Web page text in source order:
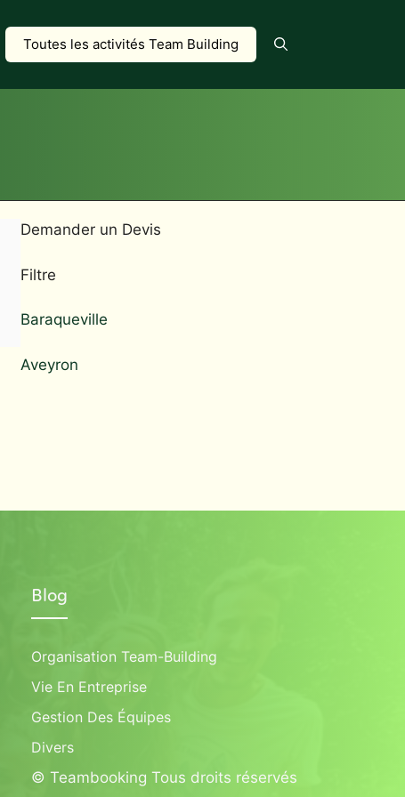
Toutes les activités Team Building
Demander un Devis
Filtre
Baraqueville
Aveyron
Blog
Organisation Team-Building
Vie En Entreprise
Gestion Des Équipes
Divers
© Teambooking Tous droits réservés